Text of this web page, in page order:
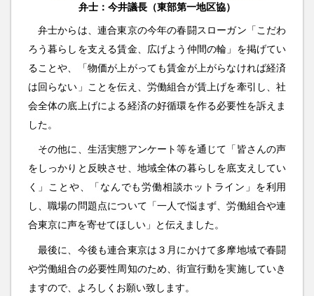
弁士：今井議長（東部第一地区協）
弁士からは、連合東京の今年の春闘スローガン「こだわ
ろう暮らしを支える賃金、広げよう仲間の輪」を掲げてい
ることや、「物価が上がっても賃金が上がらなければ経済
は回らない」ことを伝え、労働組合が賃上げを牽引し、社
会全体の底上げによる経済の好循環を作る必要性を訴えま
した。
その他に、生活実態アンケート等を通じて「皆さんの声
をしっかりと反映させ、地域全体の暮らしを底支えしてい
く」ことや、「なんでも労働相談ホットライン」を利用
し、職場の問題点について「一人で悩まず、労働組合や連
合東京に声を寄せてほしい」と伝えました。
最後に、今後も連合東京は３月にかけて多摩地域で春闘
や労働組合の必要性周知のため、街宣行動を実施していき
ますので、よろしくお願い致します。